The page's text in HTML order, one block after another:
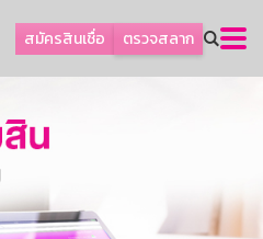
สมัครสินเชื่อ ตรวจสลาก